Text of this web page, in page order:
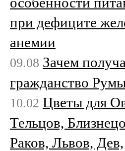
при дефиците
анемии
09.08 Зачем
гражданство
10.02 Цветы для
Тельцов,
Раков, Львов, Дев,